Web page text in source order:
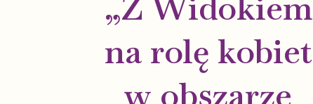
na rolę kobiet
w obszarze